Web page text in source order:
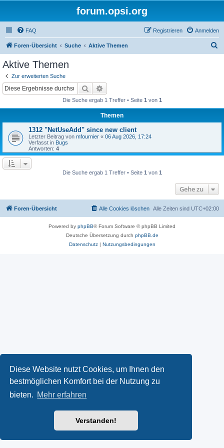
Diese Website nutzt Cookies, um Ihnen den
bestmöglichen Komfort bei der Nutzung zu
bieten. Mehr erfahren
Verstanden!
forum.opsi.org
FAQ Anmelden
Registrieren
Foren-Übersicht Suche Aktive Themen
Aktive Themen
Zur erweiterten Suche
Suche
Die Suche ergab 1 Treffer • Seite 1 von 1
Themen
1312 "NetUseAdd" since new client
Letzter Beitrag von mfournier « 06 Aug 2026, 17:24
Verfasst in Bugs
Antworten: 4
Die Suche ergab 1 Treffer • Seite 1 von 1
Gehe zu
Foren-Übersicht Alle Zeiten sind UTC+02:00
Alle Cookies löschen
Powered by phpBB® Forum Software © phpBB Limited
Deutsche Übersetzung durch phpBB.de
Datenschutz| Nutzungsbedingungen